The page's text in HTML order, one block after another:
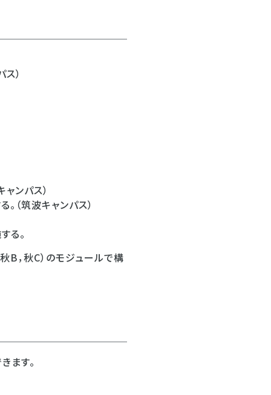
）
ンパス）
（筑波キャンパス）
る。
B，秋C）のモジュールで構
ます。